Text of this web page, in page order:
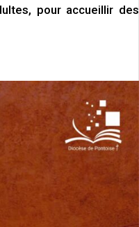
pour accueillir des